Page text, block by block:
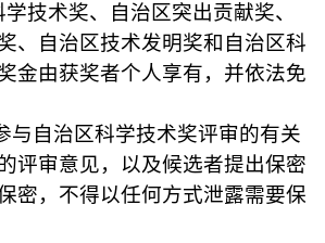
技术奖、自治区突出贡献奖、
、自治区技术发明奖和自治区科
金由获奖者个人享有，并依法免
与自治区科学技术奖评审的有关
评审意见，以及候选者提出保密
密，不得以任何方式泄露需要保